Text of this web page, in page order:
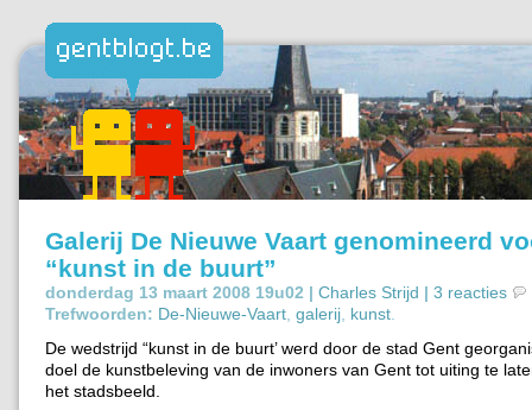
Galerij De Nieuwe Vaart genomineerd
“kunst in de buurt”
donderdag 13 maart 2008 19u02 | Charles Strijd | 3 reacties
Trefwoorden: De-Nieuwe-Vaart galerij kunst
De wedstrijd “kunst in de buurt’ werd door de stad Gent
doel de kunstbeleving van de inwoners van Gent tot uiting te
het stadsbeeld.